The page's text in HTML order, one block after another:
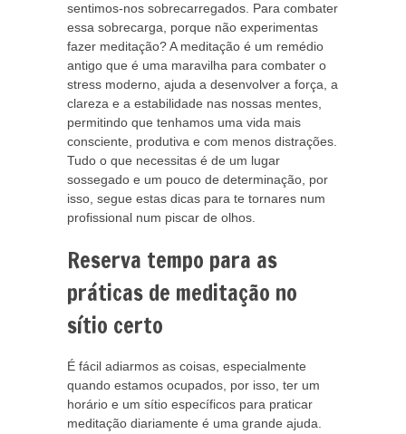
sentimos-nos sobrecarregados. Para combater
essa sobrecarga, porque não experimentas
fazer meditação? A meditação é um remédio
antigo que é uma maravilha para combater o
stress moderno, ajuda a desenvolver a força, a
clareza e a estabilidade nas nossas mentes,
permitindo que tenhamos uma vida mais
consciente, produtiva e com menos distrações.
Tudo o que necessitas é de um lugar
sossegado e um pouco de determinação, por
isso, segue estas dicas para te tornares num
profissional num piscar de olhos.
Reserva tempo para as
práticas de meditação no
sítio certo
É fácil adiarmos as coisas, especialmente
quando estamos ocupados, por isso, ter um
horário e um sítio específicos para praticar
meditação diariamente é uma grande ajuda.